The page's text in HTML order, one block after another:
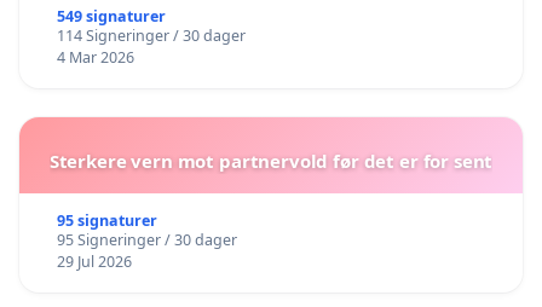
549 signaturer
114 Signeringer / 30 dager
4 Mar 2026
Sterkere vern mot partnervold før det er for sent
95 signaturer
95 Signeringer / 30 dager
29 Jul 2026